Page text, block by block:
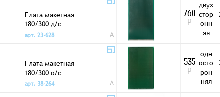
Плата макетная
180/300 д/с
арт. 23-628
A
760
Р
двух
стор
онн
яя
Плата макетная
180/300 о/с
арт. 38-264
A
535
Р
одн
осто
рон
няя